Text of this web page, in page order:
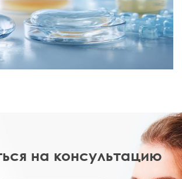
на консультацию